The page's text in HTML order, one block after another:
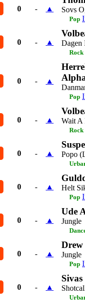
0 - ▲ Sovs
Pop
0 - ▲ Dagen
Rock
0 - ▲
Pop
0 - ▲ Wait
Rock
0 - ▲ Popo
0 - ▲ Helt
Pop
0 - ▲
Ude
Jungle
0 - ▲
Drew
Jungle
Pop
0 - ▲
Sivas